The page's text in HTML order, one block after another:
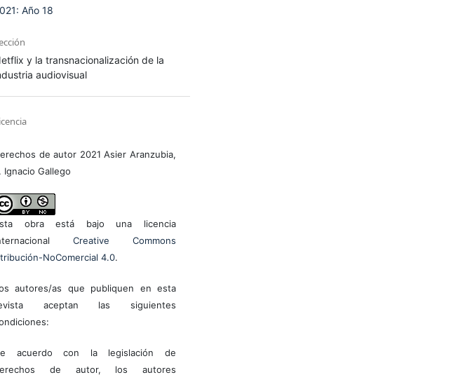
Año 18
y la transnacionalización de la
audiovisual
de autor 2021 Asier Aranzubia,
Ignacio Gallego
obra está bajo una licencia
Creative Commons
NoComercial 4.0.
autores/as que publiquen en esta
aceptan las siguientes
acuerdo con la legislación de
de autor, los autores